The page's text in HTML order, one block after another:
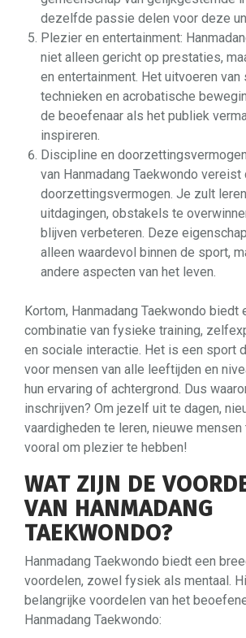
dezelfde passie delen voor deze
Plezier en entertainment:
niet alleen gericht op prestaties,
en entertainment. Het uitvoeren van
technieken en acrobatische
de beoefenaar als het publiek
inspireren.
Discipline en
van Hanmadang Taekwondo
doorzettingsvermogen. Je zult
uitdagingen, obstakels te
blijven verbeteren. Deze
alleen waardevol binnen de sport,
andere aspecten van het leven.
Kortom, Hanmadang Taekwondo biedt
combinatie van fysieke training,
en sociale interactie. Het is een sport
voor mensen van alle leeftijden en
hun ervaring of achtergrond. Dus
inschrijven? Om jezelf uit te dagen,
vaardigheden te leren, nieuwe
vooral om plezier te hebben!
WAT ZIJN DE
VAN HANMADANG
TAEKWONDO?
Hanmadang Taekwondo biedt een
voordelen, zowel fysiek als mentaal.
belangrijke voordelen van het
Hanmadang Taekwondo: